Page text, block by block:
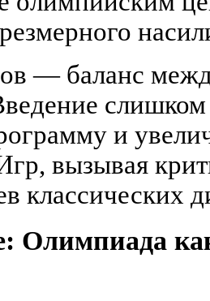
— баланс
и
вызывая
классических
Олимпиада